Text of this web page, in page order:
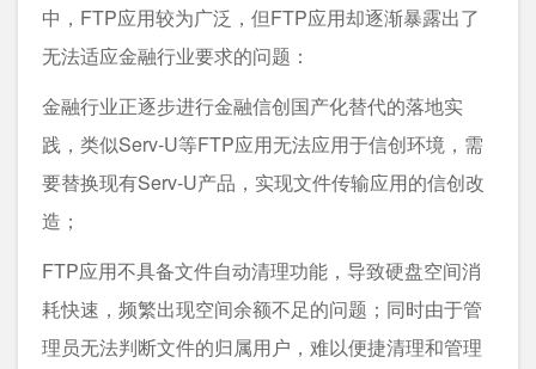
中，FTP应用较为广泛，但FTP应用却逐渐暴露出了
无法适应金融行业要求的问题：
金融行业正逐步进行金融信创国产化替代的落地实
践，类似Serv-U等FTP应用无法应用于信创环境，需
要替换现有Serv-U产品，实现文件传输应用的信创改
造；
FTP应用不具备文件自动清理功能，导致硬盘空间消
耗快速，频繁出现空间余额不足的问题；同时由于管
理员无法判断文件的归属用户，难以便捷清理和管理